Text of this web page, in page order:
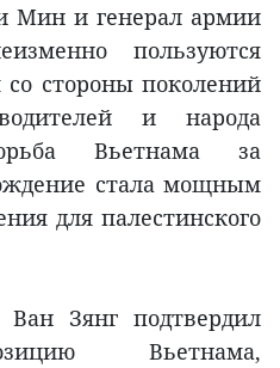
Мин и генерал армии
пользуются
стороны поколений
и народа
Вьетнама за
стала мощным
для палестинского
Зянг подтвердил
Вьетнама,